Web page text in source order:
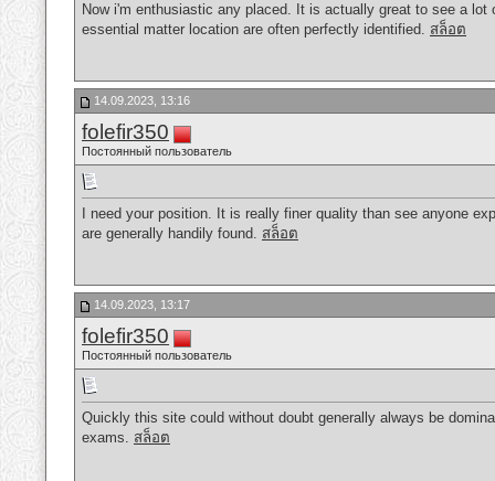
Now i'm enthusiastic any placed. It is actually great to see a
essential matter location are often perfectly identified. สล็อต
14.09.2023, 13:16
folefir350
Постоянный пользователь
I need your position. It is really finer quality than see anyone
are generally handily found. สล็อต
14.09.2023, 13:17
folefir350
Постоянный пользователь
Quickly this site could without doubt generally always be
exams. สล็อต